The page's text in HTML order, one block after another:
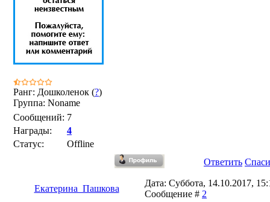
Ранг: Дошколенок (?)
Группа: Noname
Сообщений: 7
Награды:
4
Статус:
Offline
Ответить
Екатерина_Пашкова
Дата: Суббота, 14.10.2017,
Сообщение # 2